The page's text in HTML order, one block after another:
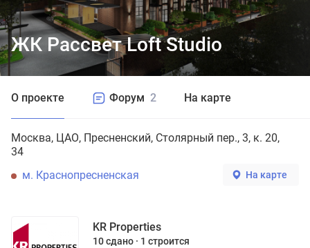
О проекте Форум 2 На карте
Москва ЦАО Пресненский Столярный пер., 3, к. 20,
34
м. Краснопресненская
На карте
KR Properties
10 сдано 1 строится
ЖК Рассвет Loft Studio